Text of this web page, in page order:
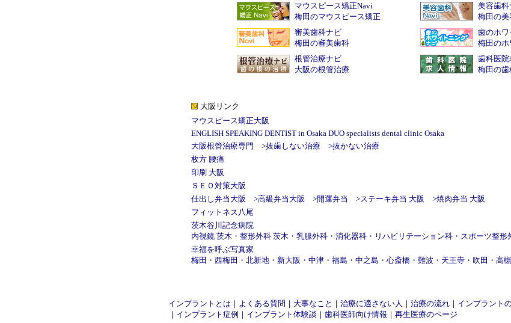
マウスピース矯正Navi
梅田のマウスピース矯正
美容歯科
梅田の美
審美歯科ナビ
梅田の審美歯科
歯のホ
梅田の
根管治療ナビ
大阪の根管治療
歯科医院
梅田の歯
大阪リンク
マウスピース矯正大阪
ENGLISH SPEAKING DENTIST in Osaka DUO specialists dental clinic Osaka
大阪根管治療専門
>抜歯しない治療 >抜かない治療
枚方 腰痛
印刷 大阪
ＳＥＯ対策大阪
仕出し弁当大阪 >高級弁当大阪 >開運弁当 >ステーキ弁当 大阪 >焼肉弁当 大阪
フィットネス八尾
茨木谷川記念病院
内視鏡 茨木 ・ 整形外科 茨木 ・ 乳腺外科 ・ 消化器科 ・ リハビリテーション科 ・ スポーツ整形
幸福を呼ぶ写真家
梅田 ・ 西梅田 ・ 北新地 ・ 新大阪 ・ 中津 ・ 福島 ・ 中之島 ・ 心斎橋 ・ 難波 ・ 天王寺 ・ 吹田 ・ 高槻
インプラントとは ｜ よくある質問 ｜ 大事なこと ｜ 治療に適さない人 ｜ 治療の流れ ｜ インプラント
｜ インプラント症例 ｜ インプラント体験談 ｜ 歯科医師向け情報 ｜ 再生医療のページ